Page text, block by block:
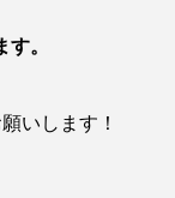
。
いします！